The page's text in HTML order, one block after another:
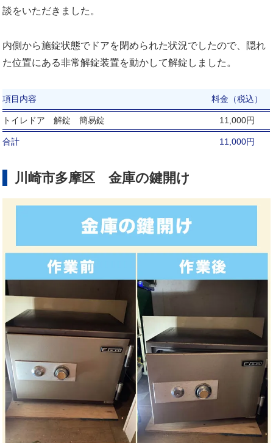
談をいただきました。
内側から施錠状態でドアを閉められた状況でしたので、隠れ
た位置にある非常解錠装置を動かして解錠しました。
項目内容 料金（税込）
トイレドア 解錠 簡易錠 11,000円
合計 11,000円
川崎市多摩区 金庫の鍵開け